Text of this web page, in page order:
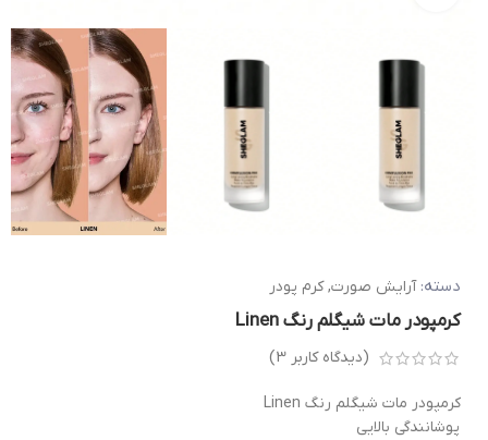
دسته: آرایش صورت, کرم پودر
کرمپودر مات شیگلم رنگ Linen
(دیدگاه کاربر 3
)
کرمپودر مات شیگلم رنگ Linen
پوشانندگی بالایی